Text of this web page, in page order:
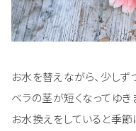
お水を替えながら、少しず
ベラの茎が短くなってゆ
お水換えをしていると季